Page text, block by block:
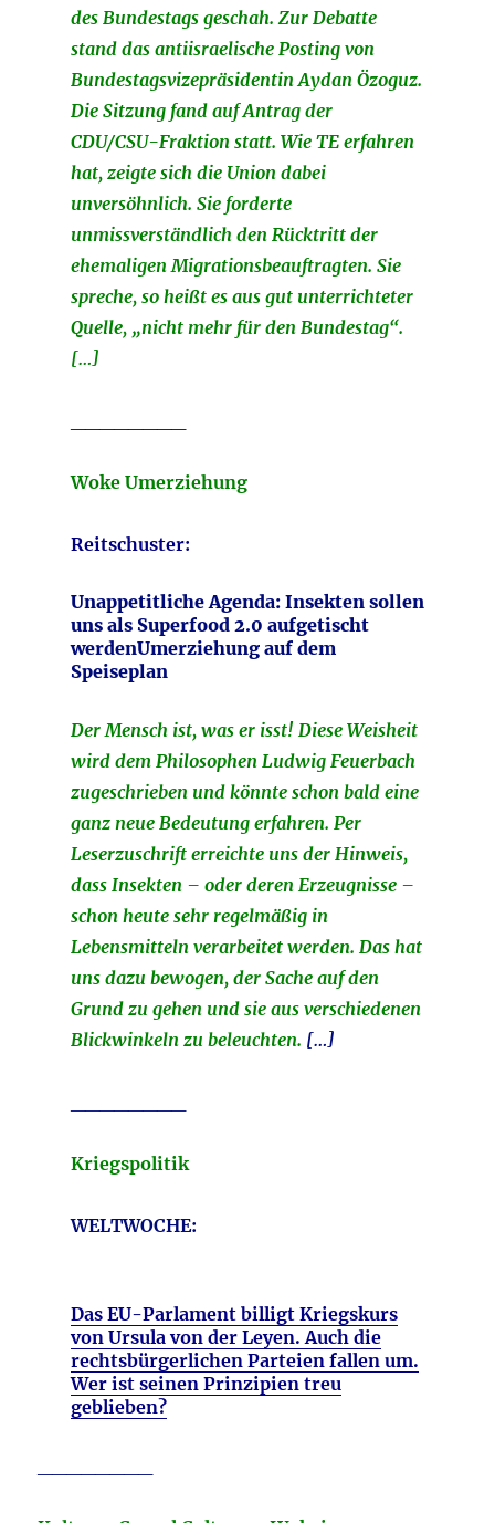
des Bundestags geschah. Zur Debatte
stand das antiisraelische Posting von
Bundestagsvizepräsidentin Aydan Özoguz.
Die Sitzung fand auf Antrag der
CDU/CSU-Fraktion statt. Wie TE erfahren
hat, zeigte sich die Union dabei
unversöhnlich. Sie forderte
unmissverständlich den Rücktritt der
ehemaligen Migrationsbeauftragten. Sie
spreche, so heißt es aus gut unterrichteter
Quelle, „nicht mehr für den Bundestag“.
[…]
Woke Umerziehung
Reitschuster:
Unappetitliche Agenda: Insekten sollen
uns als Superfood 2.0 aufgetischt
werdenUmerziehung auf dem
Speiseplan
Der Mensch ist, was er isst! Diese Weisheit
wird dem Philosophen Ludwig Feuerbach
zugeschrieben und könnte schon bald eine
ganz neue Bedeutung erfahren. Per
Leserzuschrift erreichte uns der Hinweis,
dass Insekten – oder deren Erzeugnisse –
schon heute sehr regelmäßig in
Lebensmitteln verarbeitet werden. Das hat
uns dazu bewogen, der Sache auf den
Grund zu gehen und sie aus verschiedenen
Blickwinkeln zu beleuchten. […]
Kriegspolitik
WELTWOCHE:
Das EU-Parlament billigt Kriegskurs
von Ursula von der Leyen. Auch die
rechtsbürgerlichen Parteien fallen um.
Wer ist seinen Prinzipien treu
geblieben?